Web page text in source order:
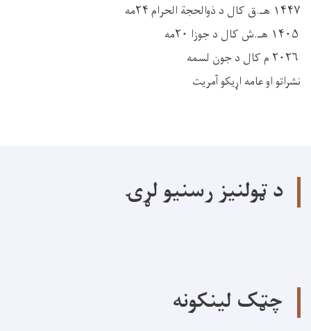
۱۴۴۷ هـ.ق کال د ذوالحجة الحرام ۲۴مه
نشراتو او عامه اړیکو آمریت
د ټولنیز رسنیو لړۍ
چټک لینکونه